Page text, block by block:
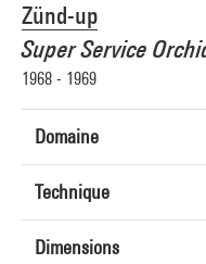
Zünd-up
Super Service
1968 - 1969
Domaine
Technique
Dimensions
Crédit photographique : Centre
GrandPalaisRmn
Réf. image : 4F30698 [2001 CX